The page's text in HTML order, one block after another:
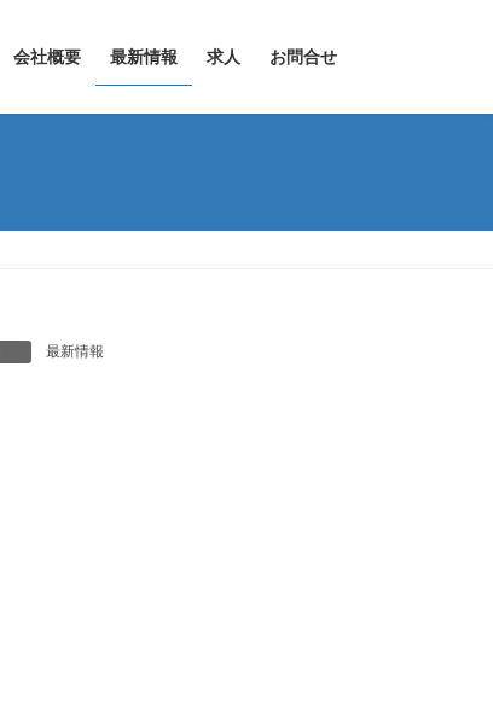
会社概要 最新情報 求人 お問合せ
最新情報